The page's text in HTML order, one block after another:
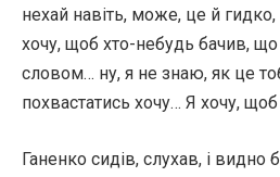
нехай навіть, може, це й
хочу, щоб хто-небудь бачив,
словом… ну, я не знаю, як це
похвастатись хочу… Я хочу,
Ганенко сидів, слухав, і видно